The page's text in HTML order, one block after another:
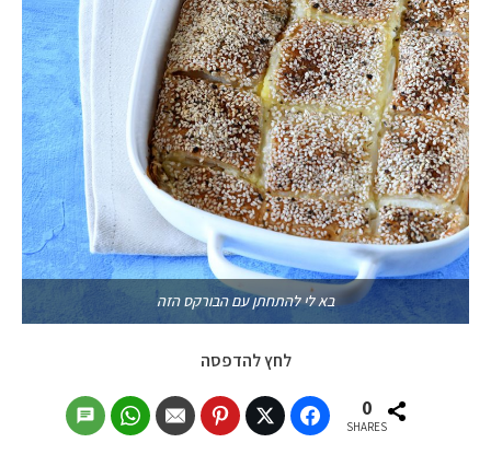
בא לי להתחתן עם הבורקס הזה
לחץ להדפסה
0
SHARES